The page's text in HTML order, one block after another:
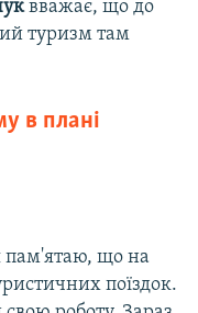
вважає, що до
туризм там
в плані
пам'ятаю, що на
поїздок.